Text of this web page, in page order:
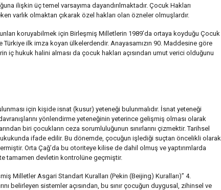
ilişkin üç temel varsayıma dayandırılmaktadır. Çocuk Hakları
varlık olmaktan çıkarak özel hakları olan özneler olmuşlardır.
koruyabilmek için Birleşmiş Milletlerin 1989’da ortaya koyduğu Çocuk
ilk imza koyan ülkelerdendir. Anayasamızın 90. Maddesine göre
iç hukuk halini alması da çocuk hakları açısından umut verici olduğunu
için kişide isnat (kusur) yeteneği bulunmalıdır. İsnat yeteneği
yönlendirme yeteneğinin yeterince gelişmiş olması olarak
biri çocukların ceza sorumluluğunun sınırlarını çizmektir. Tarihsel
ifade edilir. Bu dönemde, çocuğun işlediği suçtan öncelikli olarak
Orta Çağ’da bu otoriteye kilise de dahil olmuş ve yaptırımlarda
tamamen devletin kontrolüne geçmiştir.
Milletler Asgari Standart Kuralları (Pekin (Beijing) Kuralları)” 4.
belirleyen sistemler açısından, bu sınır çocuğun duygusal, zihinsel ve